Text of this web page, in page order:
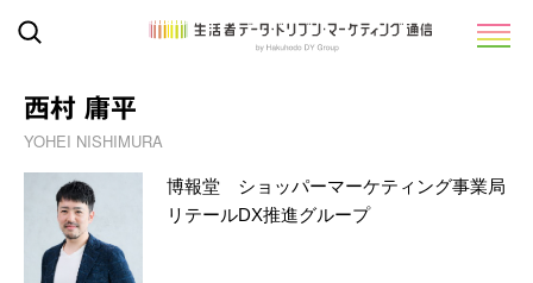
西村 庸平
YOHEI NISHIMURA
博報堂 ショッパーマーケティング事業局
リテールDX推進グループ